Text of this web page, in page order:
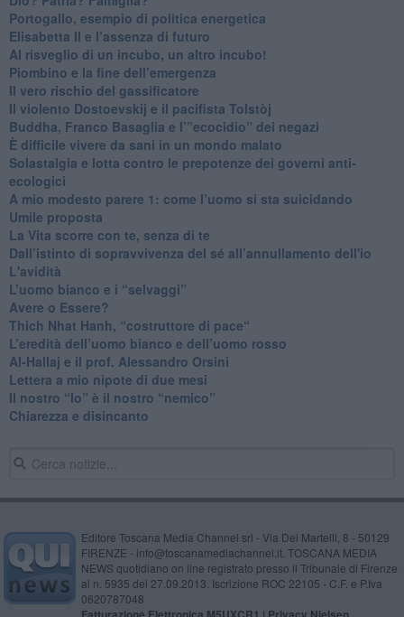
Portogallo, esempio di politica energetica
​Elisabetta II e l’assenza di futuro
Al risveglio di un incubo, un altro incubo!
​Piombino e la fine dell’emergenza
​Il vero rischio del gassificatore
​Il violento Dostoevskij e il pacifista Tolstòj
​Buddha, Franco Basaglia e l’”ecocidio” dei negazi
​È difficile vivere da sani in un mondo malato
Solastalgia e lotta contro le prepotenze dei governi anti-
ecologici
​A mio modesto parere 1: come l’uomo si sta suicidando
​Umile proposta
​La Vita scorre con te, senza di te
​Dall’istinto di sopravvivenza del sé all’annullamento dell'io
L'avidità
​L’uomo bianco e i “selvaggi”
​Avere o Essere?
​Thich Nhat Hanh, “costruttore di pace“
​L’eredità dell’uomo bianco e dell’uomo rosso
Al-Hallaj e il prof. Alessandro Orsini
​Lettera a mio nipote di due mesi
​Il nostro “Io” è il nostro “nemico”
​Chiarezza e disincanto
Editore Toscana Media Channel srl - Via Dei Martelli, 8 - 50129
FIRENZE - info@toscanamediachannel.it. TOSCANA MEDIA
NEWS quotidiano on line registrato presso il Tribunale di Firenze
al n. 5935 del 27.09.2013. Iscrizione ROC 22105 - C.F. e P.Iva
0620787048